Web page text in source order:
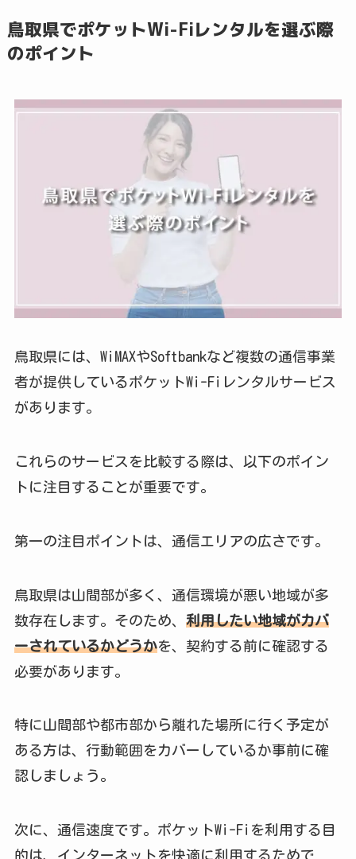
鳥取県でポケットWi-Fiレンタルを選ぶ際
のポイント
鳥取県には、WiMAXやSoftbankなど複数の通信事業
者が提供しているポケットWi-Fiレンタルサービス
があります。
これらのサービスを比較する際は、以下のポイン
トに注目することが重要です。
第一の注目ポイントは、通信エリアの広さです。
鳥取県は山間部が多く、通信環境が悪い地域が多
数存在します。そのため、 利用したい地域がカバ
ーされているかどうかを、契約する前に確認する
必要があります。
特に山間部や都市部から離れた場所に行く予定が
ある方は、行動範囲をカバーしているか事前に確
認しましょう。
次に、通信速度です。ポケットWi-Fiを利用する目
的は、インターネットを快適に利用するためで